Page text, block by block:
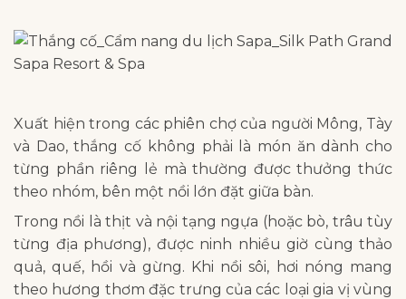
Xuất hiện trong các phiên chợ của người Mông, Tày
và Dao, thắng cố không phải là món ăn dành cho
từng phần riêng lẻ mà thường được thưởng thức
theo nhóm, bên một nồi lớn đặt giữa bàn.
Trong nồi là thịt và nội tạng ngựa (hoặc bò, trâu tùy
từng địa phương), được ninh nhiều giờ cùng thảo
quả, quế, hồi và gừng. Khi nồi sôi, hơi nóng mang
theo hương thơm đặc trưng của các loại gia vị vùng